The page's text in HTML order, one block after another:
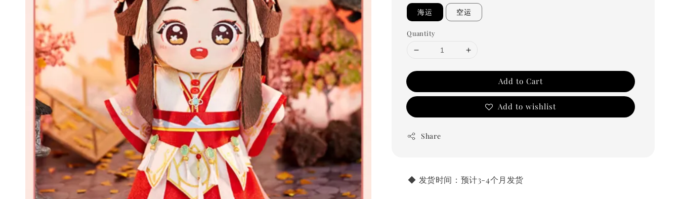
海运 空运
Quantity
Add to Cart
Add to wishlist
Share
◆ 发货时间：预计3-4个月发货